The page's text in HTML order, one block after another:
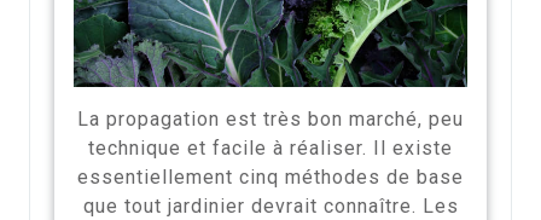
La propagation est très bon marché, peu
technique et facile à réaliser. Il existe
essentiellement cinq méthodes de base
que tout jardinier devrait connaître. Les